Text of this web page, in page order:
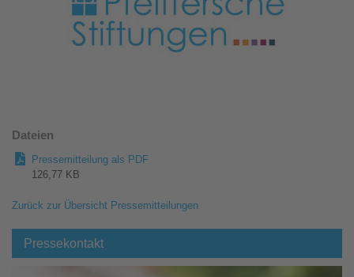
Dateien
Pressemitteilung als PDF
126,77 KB
Zurück zur Übersicht Pressemitteilungen
Pressekontakt